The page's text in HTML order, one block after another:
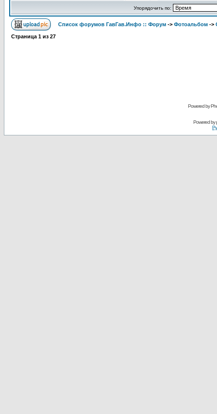
Упорядочить по:
Список форумов ГавГав.Инфо :: Форум -> Фотоальбом ->
Страница 1 из 27
Powered by
Powered by